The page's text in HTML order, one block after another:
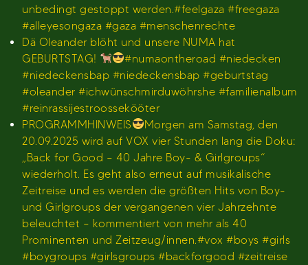
unbedingt gestoppt werden.#feelgaza #freegaza
#alleyesongaza #gaza #menschenrechte
Dä Oleander blöht und unsere NUMA hat
GEBURTSTAG!
#numaontheroad #niedecken
#niedeckensbap #niedeckensbap #geburtstag
#oleander #ichwünschmirduwöhrshe #familienalbum
#reinrassijestroossekööter
PROGRAMMHINWEIS
Morgen am Samstag, den
20.09.2025 wird auf VOX vier Stunden lang die Doku:
„Back for Good – 40 Jahre Boy- & Girlgroups“
wiederholt. Es geht also erneut auf musikalische
Zeitreise und es werden die größten Hits von Boy-
und Girlgroups der vergangenen vier Jahrzehnte
beleuchtet – kommentiert von mehr als 40
Prominenten und Zeitzeug/innen.#vox #boys #girls
#boygroups #girlsgroups #backforgood #zeitreise